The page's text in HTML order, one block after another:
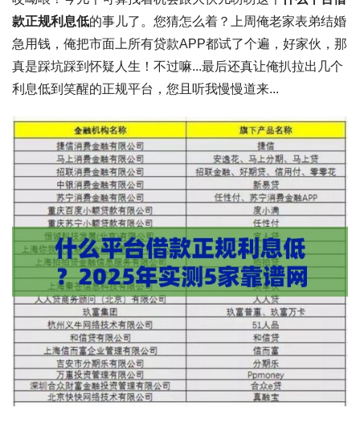
款正规利息低的事儿了。您猜怎么着？上周俺老家表弟结婚
急用钱，俺把市面上所有贷款APP都试了个遍，好家伙，那
真是踩坑踩到怀疑人生！不过嘛...最后还真让俺扒拉出几个
利息低到笑醒的正规平台，您且听我慢慢道来...